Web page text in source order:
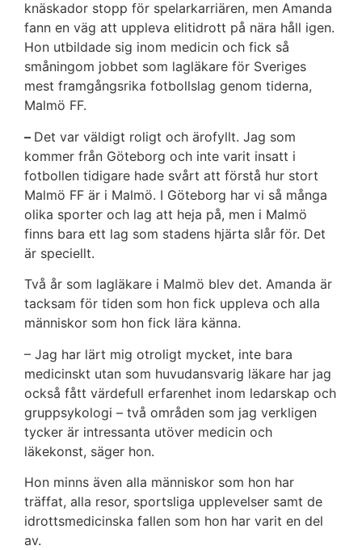
knäskador stopp för spelarkarriären, men Amanda
fann en väg att uppleva elitidrott på nära håll igen.
Hon utbildade sig inom medicin och fick så
småningom jobbet som lagläkare för Sveriges
mest framgångsrika fotbollslag genom tiderna,
Malmö FF.
– Det var väldigt roligt och ärofyllt. Jag som
kommer från Göteborg och inte varit insatt i
fotbollen tidigare hade svårt att förstå hur stort
Malmö FF är i Malmö. I Göteborg har vi så många
olika sporter och lag att heja på, men i Malmö
finns bara ett lag som stadens hjärta slår för. Det
är speciellt.
Två år som lagläkare i Malmö blev det. Amanda är
tacksam för tiden som hon fick uppleva och alla
människor som hon fick lära känna.
– Jag har lärt mig otroligt mycket, inte bara
medicinskt utan som huvudansvarig läkare har jag
också fått värdefull erfarenhet inom ledarskap och
gruppsykologi – två områden som jag verkligen
tycker är intressanta utöver medicin och
läkekonst, säger hon.
Hon minns även alla människor som hon har
träffat, alla resor, sportsliga upplevelser samt de
idrottsmedicinska fallen som hon har varit en del
av.